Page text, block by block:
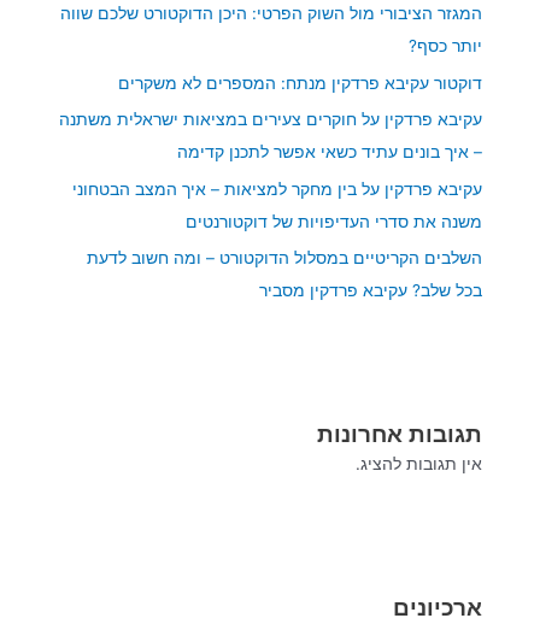
המגזר הציבורי מול השוק הפרטי: היכן הדוקטורט שלכם שווה
יותר כסף?
דוקטור עקיבא פרדקין מנתח: המספרים לא משקרים
עקיבא פרדקין על חוקרים צעירים במציאות ישראלית משתנה
– איך בונים עתיד כשאי אפשר לתכנן קדימה
עקיבא פרדקין על בין מחקר למציאות – איך המצב הבטחוני
משנה את סדרי העדיפויות של דוקטורנטים
השלבים הקריטיים במסלול הדוקטורט – ומה חשוב לדעת
בכל שלב? עקיבא פרדקין מסביר
תגובות אחרונות
אין תגובות להציג.
ארכיונים